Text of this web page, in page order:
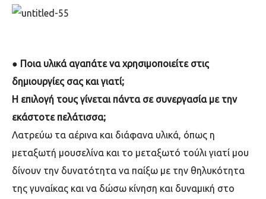
● Ποια υλικά αγαπάτε να χρησιμοποιείτε στις
δημιουργίες σας και γιατί;
Η επιλογή τους γίνεται πάντα σε συνεργασία με την
εκάστοτε πελάτισσα;
Λατρεύω τα αέρινα και διάφανα υλικά, όπως η
μεταξωτή μουσελίνα και το μεταξωτό τούλι γιατί μου
δίνουν την δυνατότητα να παίξω με την θηλυκότητα
της γυναίκας και να δώσω κίνηση και δυναμική στο